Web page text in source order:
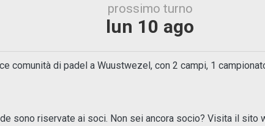
prossimo turno
lun 10 ago
comunità di padel a Wuustwezel, con 2 campi, 1
sono riservate ai soci. Non sei ancora socio? Visita il sito